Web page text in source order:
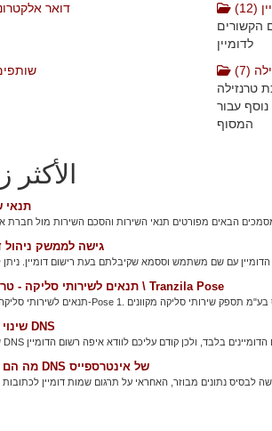
דואר
(12)
הקשורים
לדומיין
(7)
טרנזילה
עבור
המסוף
الأكثر
תנאי
גישה לממשק ניהול
תנאים לשירותי סליקה - טרנזילה \ Tranzila Pose
שינוי שרתי DNS
מה הם שרתי DNS של אינטרספייס